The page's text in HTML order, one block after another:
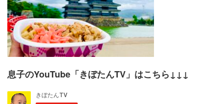
息子のYouTube「きぼたんTV」はこちら↓↓↓